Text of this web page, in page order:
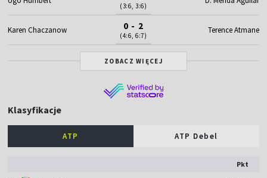
(3:6, 3:6)
Karen Chaczanow 0 - 2
(4:6, 6:7)
Terence Atmane
ZOBACZ WIĘCEJ
Klasyfikacje
ATP ATP Debel
Pkt